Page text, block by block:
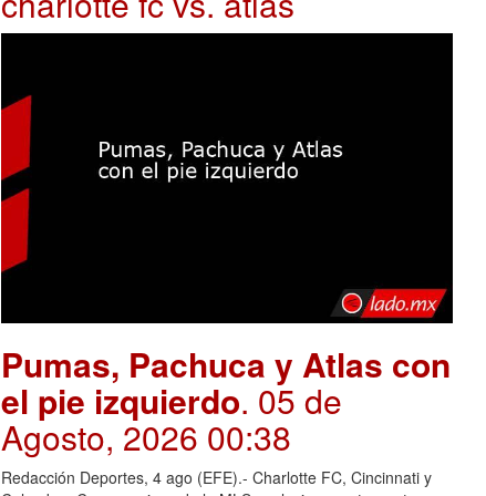
Pumas, Pachuca y Atlas con
el pie izquierdo. 05 de
Agosto, 2026 00:38
Redacción Deportes, 4 ago (EFE).- Charlotte FC, Cincinnati y